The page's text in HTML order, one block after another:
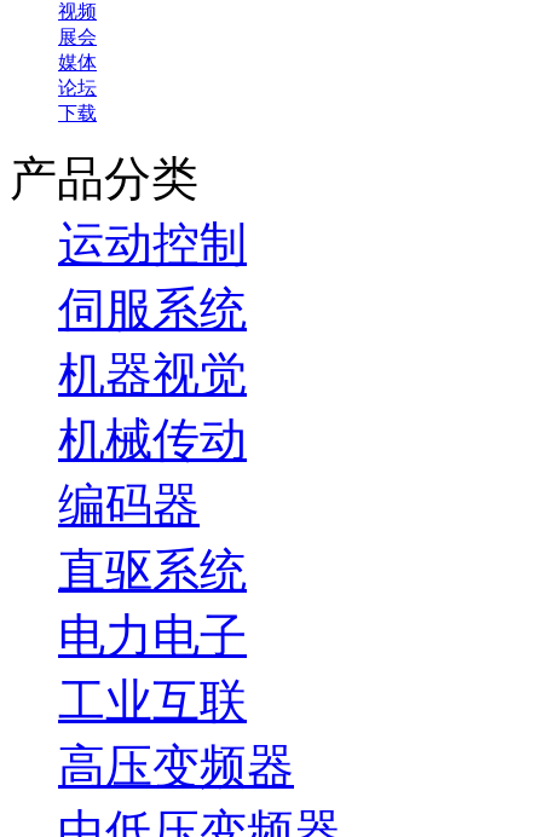
视频
展会
媒体
论坛
下载
产品分类
运动控制
伺服系统
机器视觉
机械传动
编码器
直驱系统
电力电子
工业互联
高压变频器